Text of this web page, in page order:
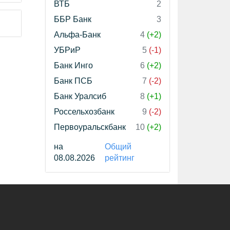
ВТБ
2
ББР Банк
3
Альфа-Банк
4 (+2)
УБРиР
5 (-1)
Банк Инго
6 (+2)
Банк ПСБ
7 (-2)
Банк Уралсиб
8 (+1)
Россельхозбанк
9 (-2)
Первоуральскбанк
10 (+2)
на
08.08.2026
Общий
рейтинг